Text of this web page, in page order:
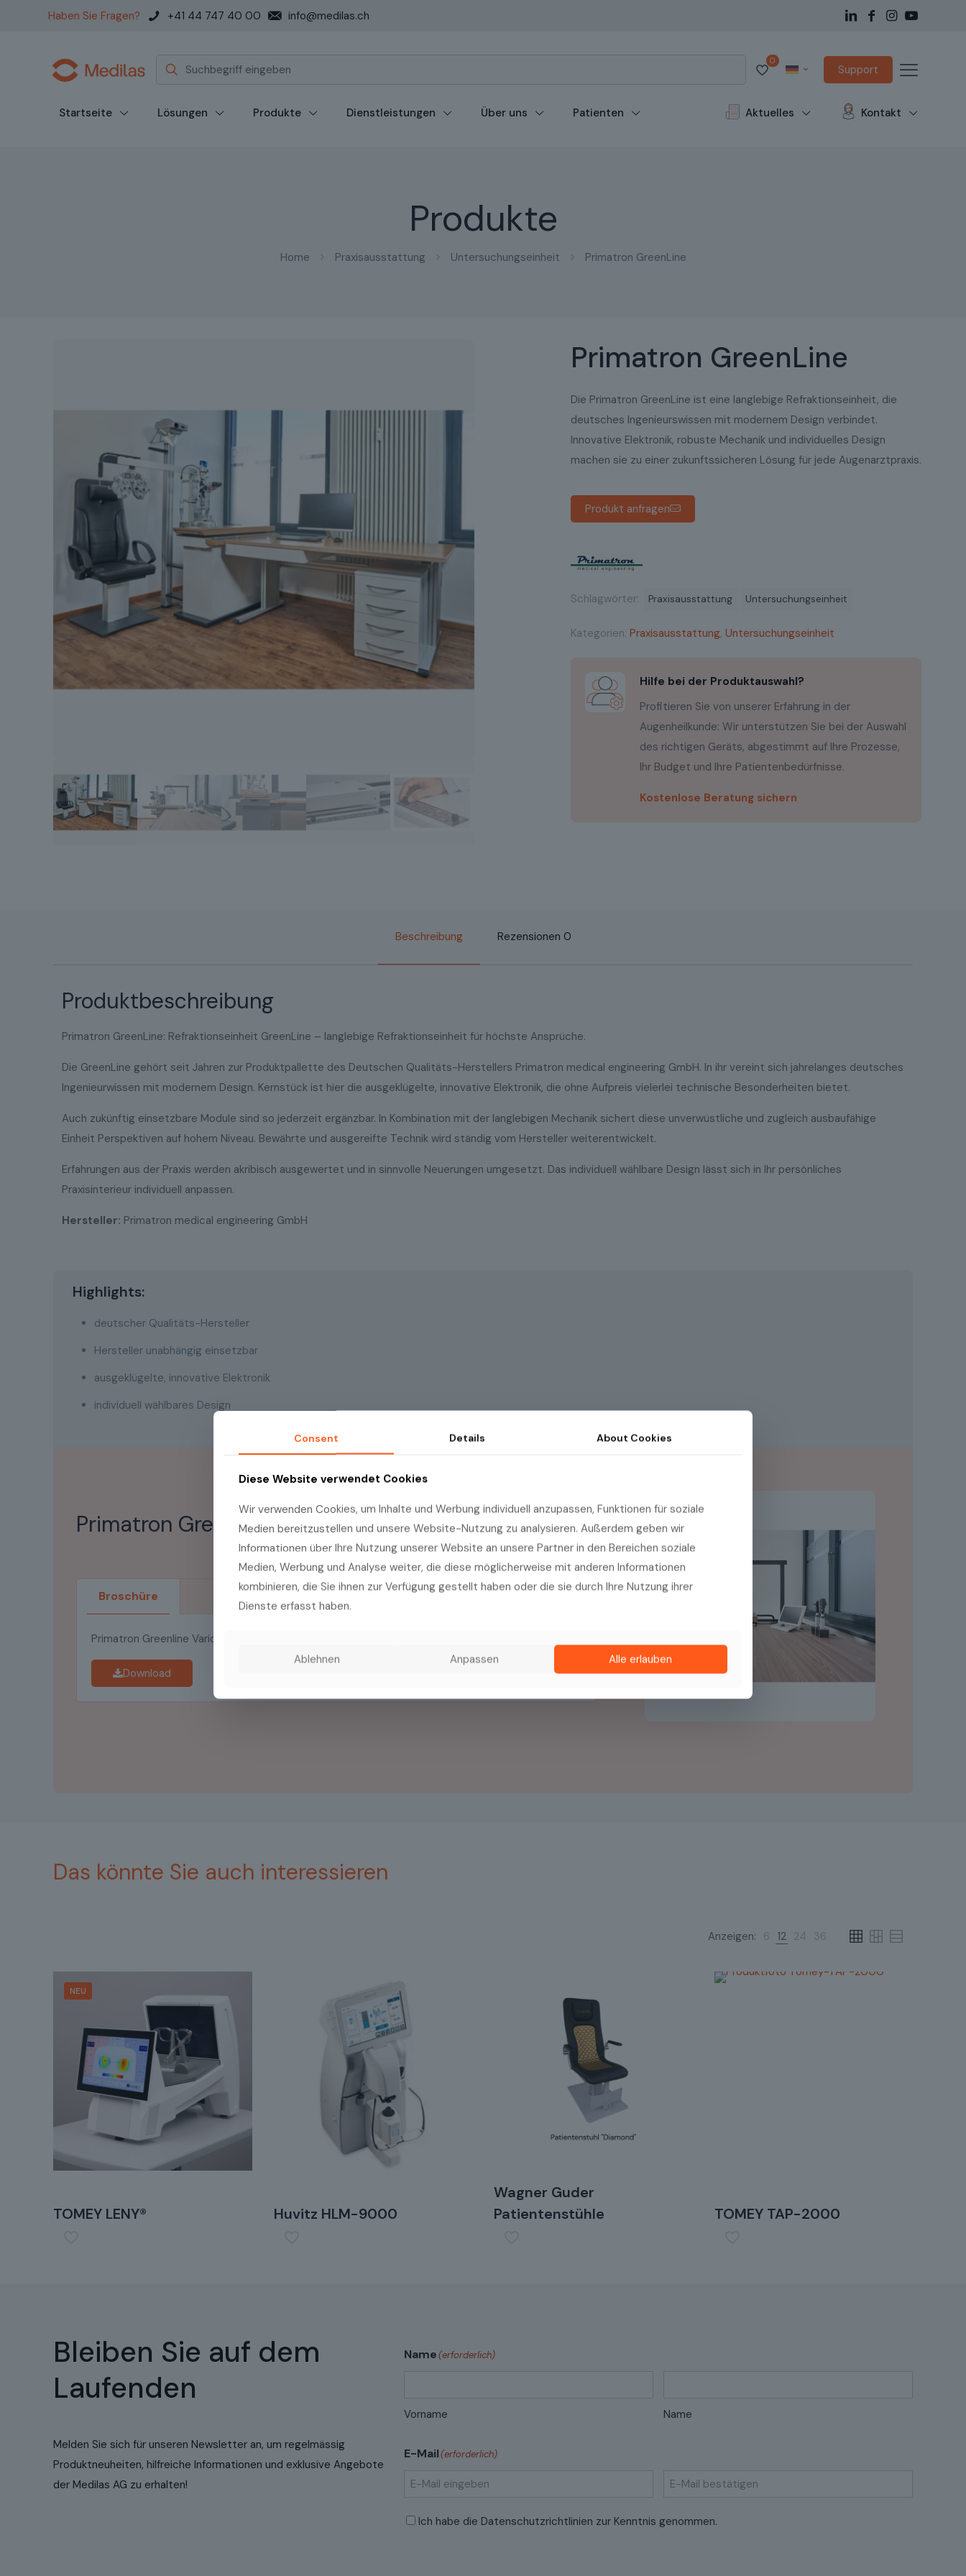
Haben Sie Fragen? +41 44 747 40 00 info@medilas.ch
0
Support
Startseite Lösungen Produkte Dienstleistungen Über uns Patienten Aktuelles Kontakt
Produkte
Home Praxisausstattung Untersuchungseinheit Primatron GreenLine
Primatron GreenLine
Die Primatron GreenLine ist eine langlebige Refraktionseinheit, die
deutsches Ingenieurswissen mit modernem Design verbindet.
Innovative Elektronik, robuste Mechanik und individuelles Design
machen sie zu einer zukunftssicheren Lösung für jede Augenarztpraxis.
Produkt anfragen
Schlagwörter: Praxisausstattung Untersuchungseinheit
Kategorien: Praxisausstattung, Untersuchungseinheit
Hilfe bei der Produktauswahl?
Profitieren Sie von unserer Erfahrung in der
Augenheilkunde: Wir unterstützen Sie bei der Auswahl
des richtigen Geräts, abgestimmt auf Ihre Prozesse,
Ihr Budget und Ihre Patientenbedürfnisse.
Kostenlose Beratung sichern
Beschreibung Rezensionen 0
Produktbeschreibung
Primatron GreenLine: Refraktionseinheit GreenLine – langlebige Refraktionseinheit für höchste Ansprüche.
Die GreenLine gehört seit Jahren zur Produktpallette des Deutschen Qualitäts-Herstellers Primatron medical engineering GmbH. In ihr vereint sich jahrelanges deutsches
Ingenieurwissen mit modernem Design. Kernstück ist hier die ausgeklügelte, innovative Elektronik, die ohne Aufpreis vielerlei technische Besonderheiten bietet.
Auch zukünftig einsetzbare Module sind so jederzeit ergänzbar. In Kombination mit der langlebigen Mechanik sichert diese unverwüstliche und zugleich ausbaufähige
Einheit Perspektiven auf hohem Niveau. Bewährte und ausgereifte Technik wird ständig vom Hersteller weiterentwickelt.
Erfahrungen aus der Praxis werden akribisch ausgewertet und in sinnvolle Neuerungen umgesetzt. Das individuell wählbare Design lässt sich in Ihr persönliches
Praxisinterieur individuell anpassen.
Hersteller: Primatron medical engineering GmbH
Highlights:
deutscher Qualitäts-Hersteller
Hersteller unabhängig einsetzbar
ausgeklügelte, innovative Elektronik
individuell wählbares Design
Primatron GreenLine
Broschüre
Primatron Greenline Vario Broschüre DE
Download
Das könnte Sie auch interessieren
Anzeigen: 6 12 24 36
NEU
TOMEY LENY® Huvitz HLM-9000
Wagner Guder
Patientenstühle
TOMEY TAP-2000
Bleiben Sie auf dem
Laufenden
Melden Sie sich für unseren Newsletter an, um regelmässig
Produktneuheiten, hilfreiche Informationen und exklusive Angebote
der Medilas AG zu erhalten!
Name(erforderlich)
Vorname Name
E-Mail(erforderlich)
Mail
Datenschutzrichtlinien(erforderlich)
Ich habe die Datenschutzrichtlinien zur Kenntnis genommen.
Consent Details About Cookies
Diese Website verwendet Cookies
Wir verwenden Cookies, um Inhalte und Werbung individuell anzupassen, Funktionen für soziale
Medien bereitzustellen und unsere Website-Nutzung zu analysieren. Außerdem geben wir
Informationen über Ihre Nutzung unserer Website an unsere Partner in den Bereichen soziale
Medien, Werbung und Analyse weiter, die diese möglicherweise mit anderen Informationen
kombinieren, die Sie ihnen zur Verfügung gestellt haben oder die sie durch Ihre Nutzung ihrer
Dienste erfasst haben.
Ablehnen Anpassen Alle erlauben